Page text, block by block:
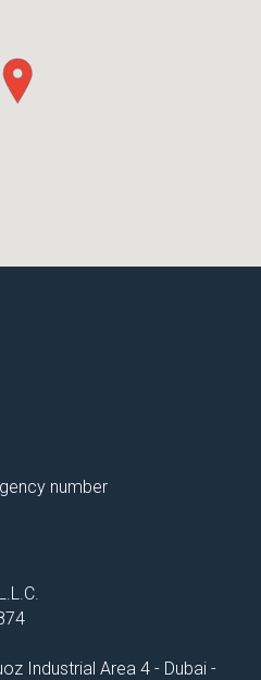
number
Industrial Area 4 - Dubai -